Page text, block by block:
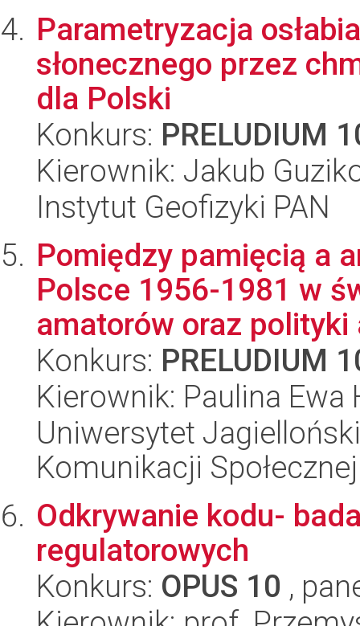
Parametryzacja
słonecznego przez
dla Polski
Konkurs: PRELUDIUM
Kierownik: Jakub
Instytut Geofizyki PAN
Pomiędzy pamięcią a
Polsce 1956-1981 w
amatorów oraz polityki
Konkurs: PRELUDIUM
Kierownik: Paulina Ewa
Uniwersytet
Komunikacji Społecznej
Odkrywanie kodu-
regulatorowych
Konkurs: OPUS 10 ,